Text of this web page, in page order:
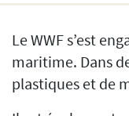
Le WWF s’est
maritime. Dans
plastiques et de